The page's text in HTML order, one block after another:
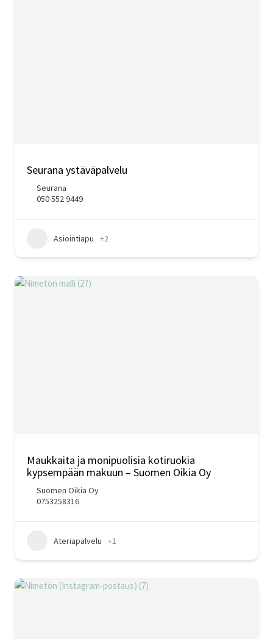
Seurana ystäväpalvelu
Seurana
050 552 9449
Asiointiapu +2
Maukkaita ja monipuolisia kotiruokia
kypsempään makuun – Suomen Oikia Oy
Suomen Oikia Oy
0753258316
Ateriapalvelu +1